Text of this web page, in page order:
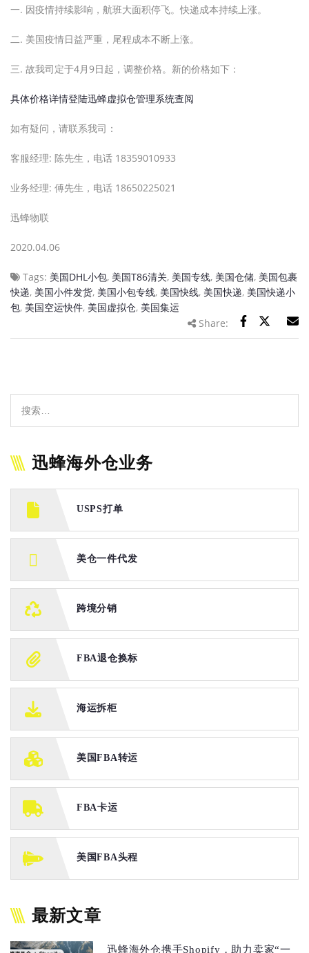
一. 因疫情持续影响，航班大面积停飞。快递成本持续上涨。
二. 美国疫情日益严重，尾程成本不断上涨。
三. 故我司定于4月9日起，调整价格。新的价格如下：
具体价格详情登陆迅蜂虚拟仓管理系统查阅
如有疑问，请联系我司：
客服经理: 陈先生，电话 18359010933
业务经理: 傅先生，电话 18650225021
迅蜂物联
2020.04.06
Tags: 美国DHL小包, 美国T86清关, 美国专线, 美国仓储, 美国包裹
快递, 美国小件发货, 美国小包专线, 美国快线, 美国快递, 美国快递小
包, 美国空运快件, 美国虚拟仓, 美国集运
Share:
迅蜂海外仓业务
USPS打单
美仓一件代发
跨境分销
FBA退仓换标
海运拆柜
美国FBA转运
FBA卡运
美国FBA头程
最新文章
迅蜂海外仓携手Shopify，助力卖家“一